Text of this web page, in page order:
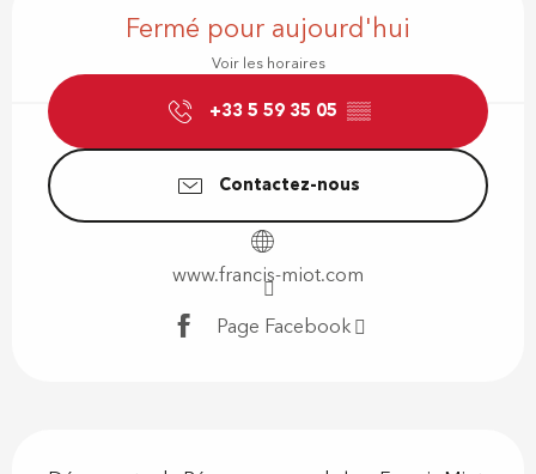
Fermé pour aujourd'hui
Voir les horaires
+33 5 59 35 05 ▒▒
Contactez-nous
www.francis-miot.com
Page Facebook